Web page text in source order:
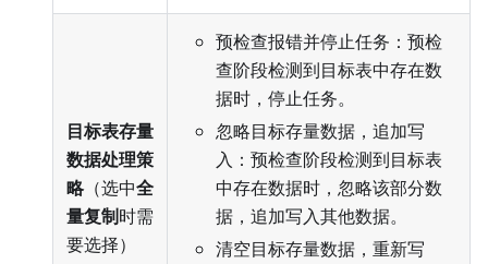
目标表存量
数据处理策
略（选中全
量复制时需
要选择）
预检查报错并停止任务：预检
查阶段检测到目标表中存在数
据时，停止任务。
忽略目标存量数据，追加写
入：预检查阶段检测到目标表
中存在数据时，忽略该部分数
据，追加写入其他数据。
清空目标存量数据，重新写